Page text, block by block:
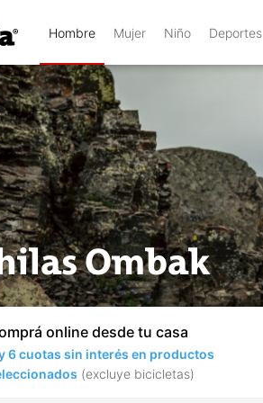
Hombre Mujer Niño Deportes
Ombak
online desde tu casa
6 cuotas sin interés en productos
(excluye bicicletas)